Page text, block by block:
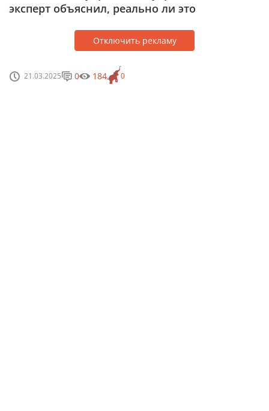
эксперт объяснил, реально ли это
Отключить рекламу
21.03.2025 0
0 184